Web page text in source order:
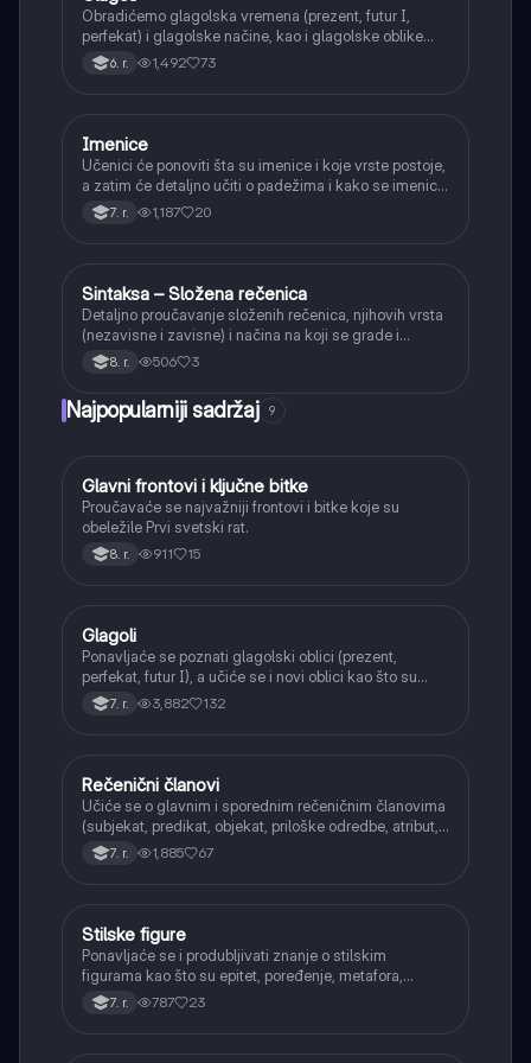
Obradićemo glagolska vremena (prezent, futur I,
perfekat) i glagolske načine, kao i glagolske oblike
(infinitiv, glagolski pridevi i prilozi) i glagolski vid
(svršeni i nesvršeni).
6. r. 1,492 73
Srpski jezik
Imenice
Učenici će ponoviti šta su imenice i koje vrste postoje,
a zatim će detaljno učiti o padežima i kako se imenice
menjaju da bi pokazale svoju ulogu u rečenici.
7. r. 1,187 20
Srpski jezik
Sintaksa – Složena rečenica
Detaljno proučavanje složenih rečenica, njihovih vrsta
(nezavisne i zavisne) i načina na koji se grade i
povezuju.
8. r. 506 3
Najpopularniji sadržaj 9
Istorija
Glavni frontovi i ključne bitke
Proučavaće se najvažniji frontovi i bitke koje su
obeležile Prvi svetski rat.
8. r. 911 15
Srpski jezik
Glagoli
Ponavljaće se poznati glagolski oblici (prezent,
perfekat, futur I), a učiće se i novi oblici kao što su
aorist, imperfekat, pluskvamperfekat, futur II, kao i
glagolski prilozi i pridevi.
7. r. 3,882 132
Srpski jezik
Rečenični članovi
Učiće se o glavnim i sporednim rečeničnim članovima
(subjekat, predikat, objekat, priloške odredbe, atribut,
apozicija) i njihovoj funkciji.
7. r. 1,885 67
Srpski jezik
Stilske figure
Ponavljaće se i produbljivati znanje o stilskim
figurama kao što su epitet, poređenje, metafora,
personifikacija, hiperbola, onomatopeja, aliteracija i
asonanca, razumevajući njihovu ulogu u tekstu.
7. r. 787 23